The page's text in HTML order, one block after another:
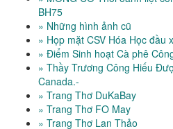
BH75
» Những hình ảnh cũ
» Họp mặt CSV Hóa Học đầu
» Điểm Sinh hoạt Cà phê
» Thầy Trương Công Hiếu
Canada.-
» Trang Thơ DuKaBay
» Trang Thơ FO May
» Trang Thơ Lan Thảo